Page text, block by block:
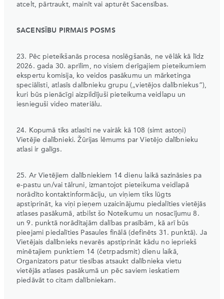
atcelt, pārtraukt, mainīt vai apturēt Sacensības.
SACENSĪBU PIRMAIS POSMS
23. Pēc pieteikšanās procesa noslēgšanās, ne vēlāk kā līdz
2026. gada 30. aprīlim, no visiem derīgajiem pieteikumiem
ekspertu komisija, ko veidos pasākumu un mārketinga
speciālisti, atlasīs dalībnieku grupu („vietējos dalībniekus“),
kuri būs pienācīgi aizpildījuši pieteikuma veidlapu un
iesnieguši video materiālu.
24. Kopumā tiks atlasīti ne vairāk kā 108 (simt astoņi)
Vietējie dalībnieki. Žūrijas lēmums par Vietējo dalībnieku
atlasi ir galīgs.
25. Ar Vietējiem dalībniekiem 14 dienu laikā sazināsies pa
e-pastu un/vai tālruni, izmantojot pieteikuma veidlapā
norādīto kontaktinformāciju, un viņiem tiks lūgts
apstiprināt, ka viņi pieņem uzaicinājumu piedalīties vietējās
atlases pasākumā, atbilst šo Noteikumu un nosacījumu 8.
un 9. punktā norādītajām dalības prasībām, kā arī būs
pieejami piedalīties Pasaules finālā (definēts 31. punktā). Ja
Vietējais dalībnieks nevarēs apstiprināt kādu no iepriekš
minētajiem punktiem 14 (četrpadsmit) dienu laikā,
Organizators patur tiesības atsaukt dalībnieka vietu
vietējās atlases pasākumā un pēc saviem ieskatiem
piedāvāt to citam dalībniekam.